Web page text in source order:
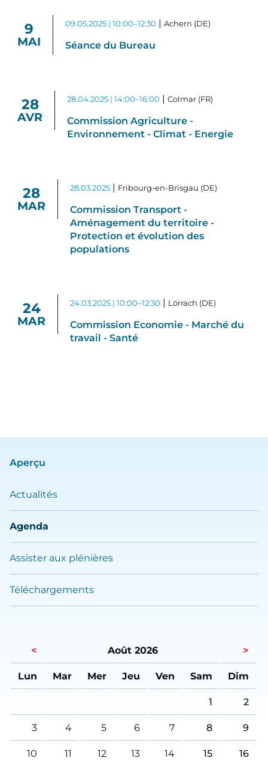
9
MAI
09.05.2025 | 10:00–12:30 |Achern (DE)
Séance du Bureau
28
AVR
28.04.2025 | 14:00–16:00 |Colmar (FR)
Commission Agriculture -
Environnement - Climat - Energie
28
MAR
28.03.2025 | Fribourg-en-Brisgau (DE)
Commission Transport -
Aménagement du territoire -
Protection et évolution des
populations
24
MAR
24.03.2025 | 10:00–12:30 | Lörrach (DE)
Commission Economie - Marché du
travail - Santé
Aperçu
Actualités
Agenda
Assister aux plénières
Téléchargements
< Août 2026 >
Lun Mar Mer Jeu Ven Sam Dim
1 2
3 4 5 6 7 8 9
10 11 12 13 14 15 16